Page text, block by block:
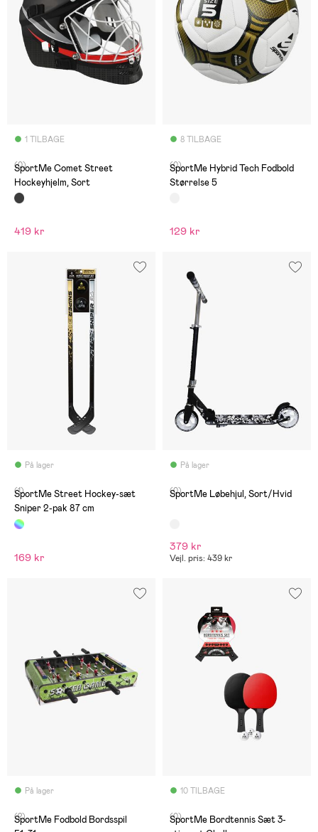
1 TILBAGE
(0)
SportMe Comet Street
Hockeyhjelm, Sort
419 kr
8 TILBAGE
(0)
SportMe Hybrid Tech Fodbold
Størrelse 5
129 kr
På lager
(1)
SportMe Street Hockey-sæt
Sniper 2-pak 87 cm
169 kr
På lager
(0)
SportMe Løbehjul, Sort/Hvid
379 kr
Vejl. pris: 439 kr
På lager
(2)
SportMe Fodbold Bordsspil
10 TILBAGE
(0)
SportMe Bordtennis Sæt 3-